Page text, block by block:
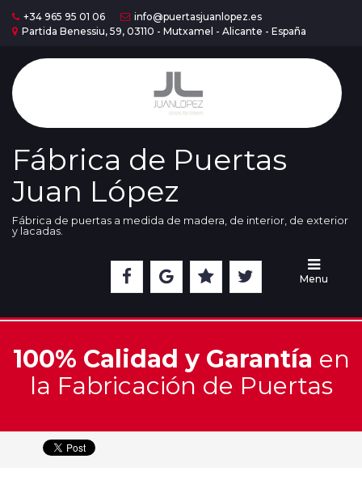
+34 965 95 01 06
info@puertasjuanlopez.es
Partida Benessiu, 59, 03110 - Mutxamel - Alicante - España
Fábrica de Puertas
Juan López
Fábrica de puertas a medida de madera, de interior, de exterior
y lacadas.
Menu
Home
Puertas
Serie
Puertas
Serie
Lac
Exposición
Acabados
Materiales
Catálogo
Interactivo
100% Calidad y Garantía en
la Fabricación de Puertas